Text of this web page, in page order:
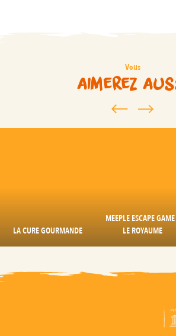
Vous
aimerez
LA CURE GOURMANDE
MEEPLE ESCAPE
LE ROYAUME